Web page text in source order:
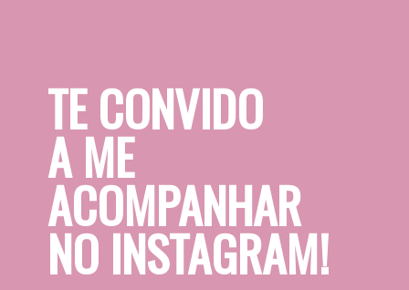
TE CONVIDO
A ME
ACOMPANHAR
NO INSTAGRAM!